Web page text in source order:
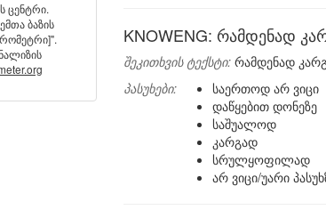
KNOWENG: რამდენად
შეკითხვის ტექსტი: რამდენად
პასუხები:
საერთოდ არ ვიცი
დაწყებით დონეზე
საშუალოდ
კარგად
სრულყოფილად
არ ვიცი/უარი
ცენტრი.
ბაზის